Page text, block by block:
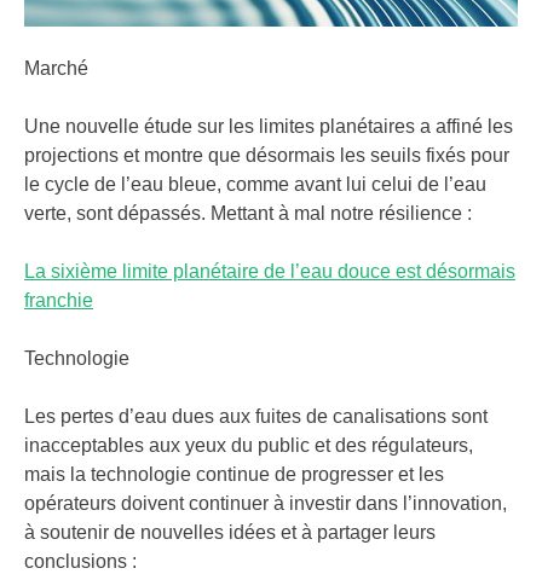
Marché
Une nouvelle étude sur les limites planétaires a affiné les
projections et montre que désormais les seuils fixés pour
le cycle de l’eau bleue, comme avant lui celui de l’eau
verte, sont dépassés. Mettant à mal notre résilience :
La sixième limite planétaire de l’eau douce est désormais
franchie
Technologie
Les pertes d’eau dues aux fuites de canalisations sont
inacceptables aux yeux du public et des régulateurs,
mais la technologie continue de progresser et les
opérateurs doivent continuer à investir dans l’innovation,
à soutenir de nouvelles idées et à partager leurs
conclusions :